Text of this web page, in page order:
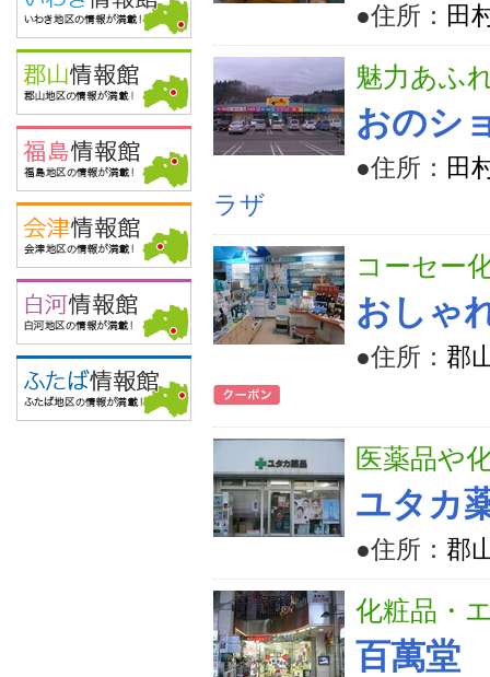
●住所： 田
魅力あふ
おのシ
●住所： 田
ラザ
コーセー
おしゃ
●住所： 郡
医薬品や
ユタカ
●住所： 郡
化粧品・
百萬堂